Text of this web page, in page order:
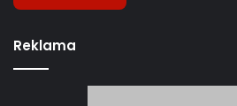
Reklama